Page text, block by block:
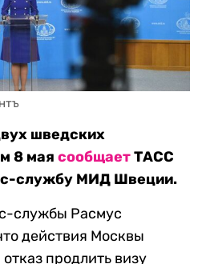
шведских
8 мая сообщаетТАСС
службу МИД Швеции.
службы Расмус
действия Москвы
продлить визу